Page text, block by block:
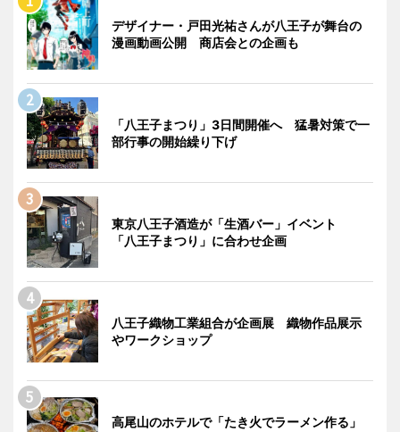
デザイナー・戸田光祐さんが八王子が舞台の
漫画動画公開 商店会との企画も
「八王子まつり」3日間開催へ 猛暑対策で一
部行事の開始繰り下げ
東京八王子酒造が「生酒バー」イベント
「八王子まつり」に合わせ企画
八王子織物工業組合が企画展 織物作品展示
やワークショップ
高尾山のホテルで「たき火でラーメン作る」